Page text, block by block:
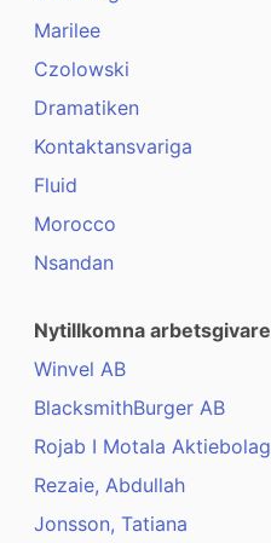
Marilee
Czolowski
Dramatiken
Kontaktansvariga
Fluid
Morocco
Nsandan
Nytillkomna arbetsgivare
Winvel AB
BlacksmithBurger AB
Rojab I Motala Aktiebolag
Rezaie, Abdullah
Jonsson, Tatiana